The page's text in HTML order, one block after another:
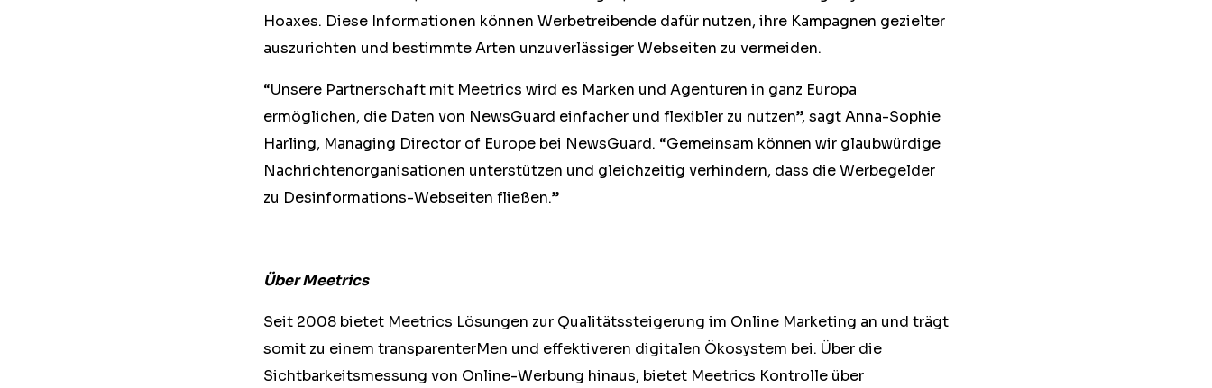
Hoaxes. Diese Informationen können Werbetreibende dafür nutzen, ihre Kampagnen gezielter
auszurichten und bestimmte Arten unzuverlässiger Webseiten zu vermeiden.
“Unsere Partnerschaft mit Meetrics wird es Marken und Agenturen in ganz Europa
ermöglichen, die Daten von NewsGuard einfacher und flexibler zu nutzen”, sagt Anna-Sophie
Harling, Managing Director of Europe bei NewsGuard. “Gemeinsam können wir glaubwürdige
Nachrichtenorganisationen unterstützen und gleichzeitig verhindern, dass die Werbegelder
zu Desinformations-Webseiten fließen.”
Über Meetrics
Seit 2008 bietet Meetrics Lösungen zur Qualitätssteigerung im Online Marketing an und trägt
somit zu einem transparenterMen und effektiveren digitalen Ökosystem bei. Über die
Sichtbarkeitsmessung von Online-Werbung hinaus, bietet Meetrics Kontrolle über